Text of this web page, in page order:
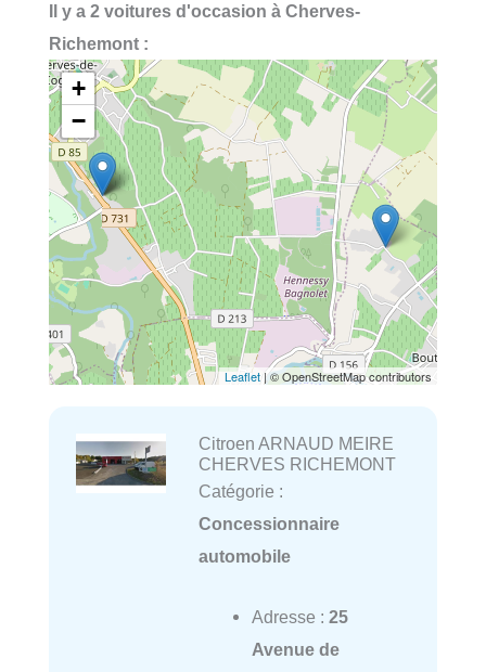
Il y a 2 voitures d'occasion à Cherves-
Richemont :
+
−
Leaflet | © OpenStreetMap contributors
Citroen ARNAUD MEIRE
CHERVES RICHEMONT
Catégorie :
Concessionnaire
automobile
Adresse : 25
Avenue de